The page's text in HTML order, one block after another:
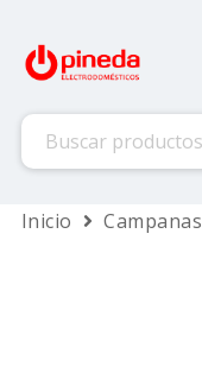
Inicio
 Campanas